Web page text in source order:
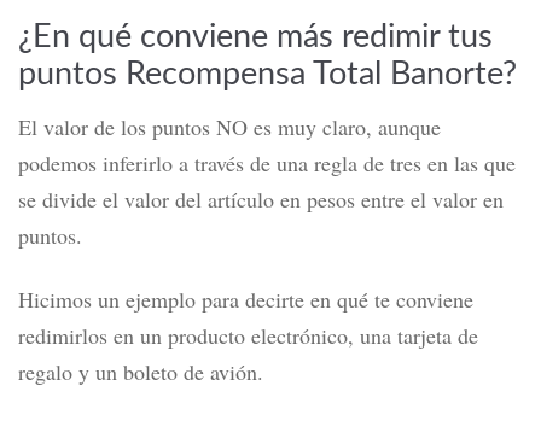
¿En qué conviene más redimir tus
puntos Recompensa Total Banorte?
El valor de los puntos NO es muy claro, aunque
podemos inferirlo a través de una regla de tres en las que
se divide el valor del artículo en pesos entre el valor en
puntos.
Hicimos un ejemplo para decirte en qué te conviene
redimirlos en un producto electrónico, una tarjeta de
regalo y un boleto de avión.